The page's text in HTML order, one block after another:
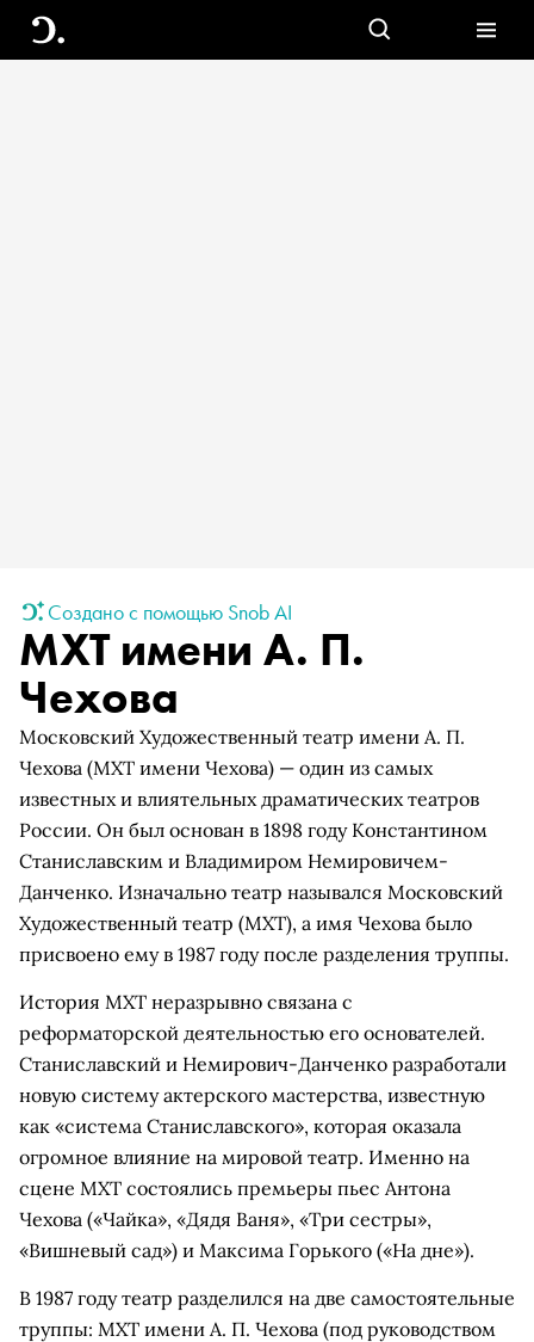
Создано с помощью Snob AI
МХТ имени А. П.
Чехова
Московский Художественный театр имени А. П.
Чехова (МХТ имени Чехова) — один из самых
известных и влиятельных драматических театров
России. Он был основан в 1898 году Константином
Станиславским и Владимиром Немировичем-
Данченко. Изначально театр назывался Московский
Художественный театр (МХТ), а имя Чехова было
присвоено ему в 1987 году после разделения труппы.
История МХТ неразрывно связана с
реформаторской деятельностью его основателей.
Станиславский и Немирович-Данченко разработали
новую систему актерского мастерства, известную
как «система Станиславского», которая оказала
огромное влияние на мировой театр. Именно на
сцене МХТ состоялись премьеры пьес Антона
Чехова («Чайка», «Дядя Ваня», «Три сестры»,
«Вишневый сад») и Максима Горького («На дне»).
В 1987 году театр разделился на две самостоятельные
труппы: МХТ имени А. П. Чехова (под руководством